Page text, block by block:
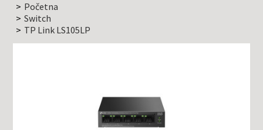
Početna
Switch
TP Link LS105LP